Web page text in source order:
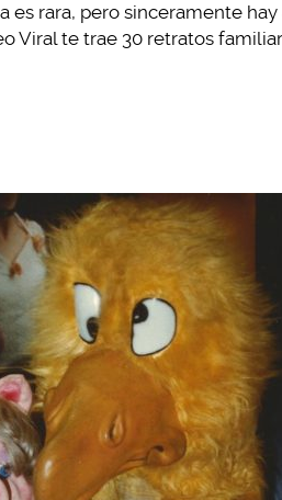
es rara, pero sinceramente
Viral te trae 30 retratos